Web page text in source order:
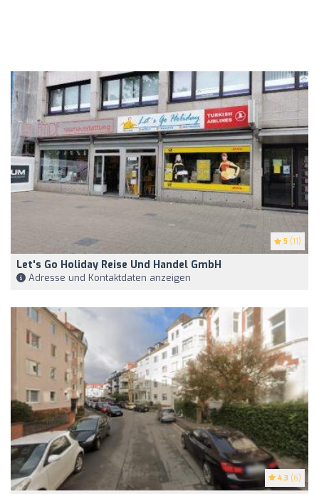
5 (11)
Let's Go Holiday Reise Und Handel GmbH
Adresse und Kontaktdaten anzeigen
4.3 (6)